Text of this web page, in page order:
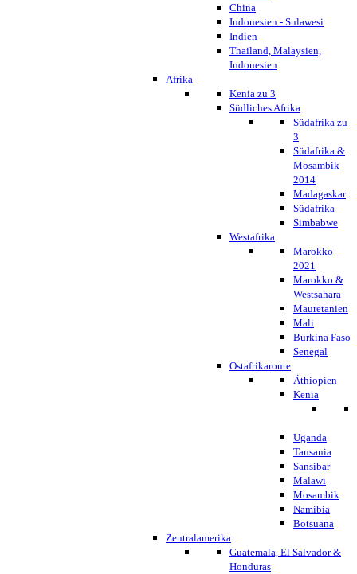
China
Indonesien - Sulawesi
Indien
Thailand, Malaysien,
Indonesien
Afrika
Kenia zu 3
Südliches Afrika
Südafrika zu
3
Südafrika &
Mosambik
2014
Madagaskar
Südafrika
Simbabwe
Westafrika
Marokko
2021
Marokko &
Westsahara
Mauretanien
Mali
Burkina Faso
Senegal
Ostafrikaroute
Äthiopien
Kenia
Uganda
Tansania
Sansibar
Malawi
Mosambik
Namibia
Botsuana
Zentralamerika
Guatemala, El Salvador &
Honduras